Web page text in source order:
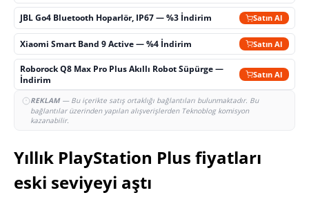
JBL Go4 Bluetooth Hoparlör, IP67 — %3 İndirim Satın Al
Xiaomi Smart Band 9 Active — %4 İndirim Satın Al
Roborock Q8 Max Pro Plus Akıllı Robot Süpürge —
İndirim
Satın Al
REKLAM— Bu içerikte satış ortaklığı bağlantıları bulunmaktadır. Bu
bağlantılar üzerinden yapılan alışverişlerden Teknoblog komisyon
kazanabilir.
Yıllık PlayStation Plus fiyatları
eski seviyeyi aştı